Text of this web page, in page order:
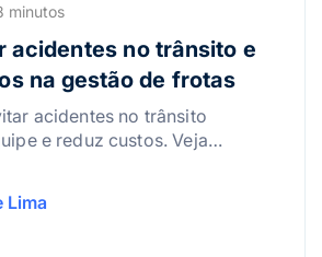
minutos
acidentes no trânsito e
na gestão de frotas
acidentes no trânsito
e reduz custos. Veja
Lima